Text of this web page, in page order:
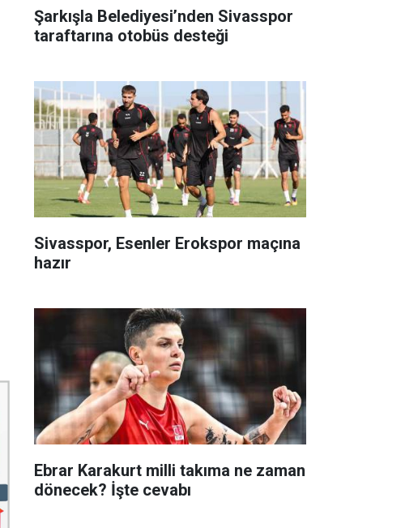
Şarkışla Belediyesi’nden Sivasspor
taraftarına otobüs desteği
Sivasspor, Esenler Erokspor maçına
hazır
Ebrar Karakurt milli takıma ne zaman
dönecek? İşte cevabı